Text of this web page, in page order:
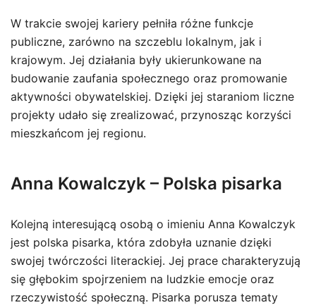
W trakcie swojej kariery pełniła różne funkcje
publiczne, zarówno na szczeblu lokalnym, jak i
krajowym. Jej działania były ukierunkowane na
budowanie zaufania społecznego oraz promowanie
aktywności obywatelskiej. Dzięki jej staraniom liczne
projekty udało się zrealizować, przynosząc korzyści
mieszkańcom jej regionu.
Anna Kowalczyk – Polska pisarka
Kolejną interesującą osobą o imieniu Anna Kowalczyk
jest polska pisarka, która zdobyła uznanie dzięki
swojej twórczości literackiej. Jej prace charakteryzują
się głębokim spojrzeniem na ludzkie emocje oraz
rzeczywistość społeczną. Pisarka porusza tematy